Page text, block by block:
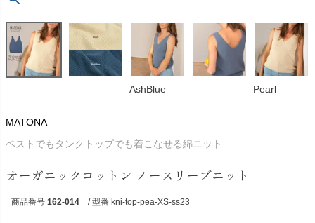
AshBlue Pearl
MATONA
ベストでもタンクトップでも着こなせる綿ニット
オーガニックコットン ノースリーブニット
商品番号 162-014 / 型番 kni-top-pea-XS-ss23